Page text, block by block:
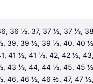
36 ½, 37, 37 ½, 37 ⅓,
39, 39 ½, 39 ⅓, 40, 40
41 ½, 41 ⅓, 42, 42 ½,
43 ⅓, 44, 44 ½, 45, 45
46, 46 ½, 46 ⅔, 47, 47